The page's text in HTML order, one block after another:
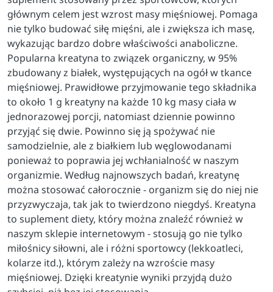
głównym celem jest wzrost masy mięśniowej. Pomaga
nie tylko budować siłę mięśni, ale i zwiększa ich masę,
wykazując bardzo dobre właściwości anaboliczne.
Popularna kreatyna to związek organiczny, w 95%
zbudowany z białek, występujących na ogół w tkance
mięśniowej. Prawidłowe przyjmowanie tego składnika
to około 1 g kreatyny na każde 10 kg masy ciała w
jednorazowej porcji, natomiast dziennie powinno
przyjąć się dwie. Powinno się ją spożywać nie
samodzielnie, ale z białkiem lub węglowodanami
ponieważ to poprawia jej wchłanialność w naszym
organizmie. Według najnowszych badań, kreatynę
można stosować całorocznie - organizm się do niej nie
przyzwyczaja, tak jak to twierdzono niegdyś. Kreatyna
to suplement diety, który można znaleźć również w
naszym sklepie internetowym - stosują go nie tylko
miłośnicy siłowni, ale i różni sportowcy (lekkoatleci,
kolarze itd.), którym zależy na wzroście masy
mięśniowej. Dzięki kreatynie wyniki przyjdą dużo